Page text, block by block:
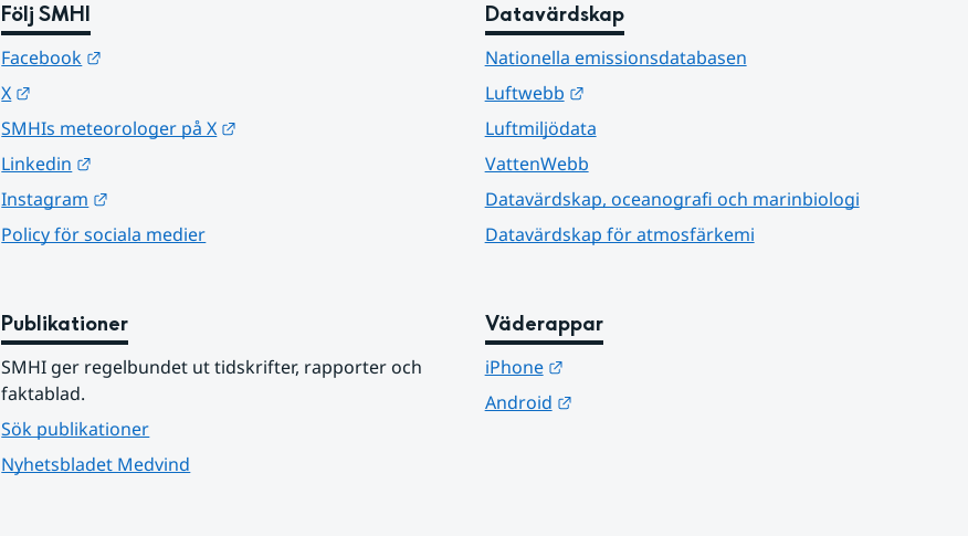
Följ SMHI
Facebook
X
SMHIs meteorologer på X
Linkedin
Instagram
Policy för sociala medier
Datavärdskap
Nationella emissionsdatabasen
Luftwebb
Länk till annan webbplats.
Luftmiljödata
VattenWebb
Datavärdskap, oceanografi och marinbiologi
Datavärdskap för atmosfärkemi
Publikationer
SMHI ger regelbundet ut tidskrifter, rapporter och
faktablad.
Sök publikationer
Nyhetsbladet Medvind
Väderappar
iPhone
Länk till annan webbplats.
Android
Länk till annan webbplats.